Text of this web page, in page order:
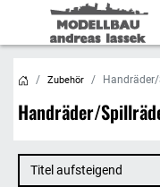
Zubehör
Handräder/
Titel aufsteigend